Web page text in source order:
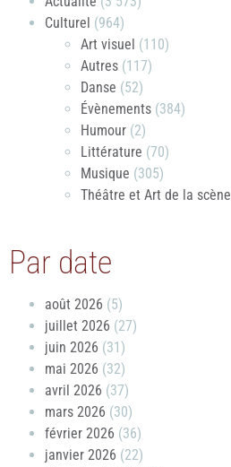
Culturel (964)
Art visuel (110)
Autres (117)
Danse (52)
Évènements (384)
Humour (2)
Littérature (70)
Musique (305)
Théâtre et Art de la scène
Par date
août 2026 (5)
juillet 2026 (27)
juin 2026 (31)
mai 2026 (32)
avril 2026 (37)
mars 2026 (30)
février 2026 (36)
janvier 2026 (22)